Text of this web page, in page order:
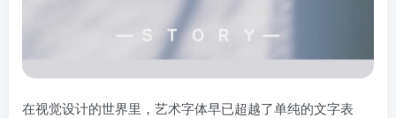
在视觉设计的世界里，艺术字体早已超越了单纯的文字表